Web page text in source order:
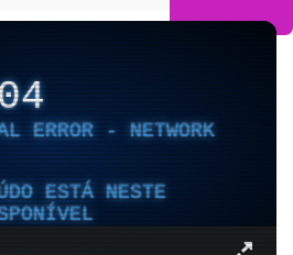
ERROR - NETWORK
ESTÁ NESTE